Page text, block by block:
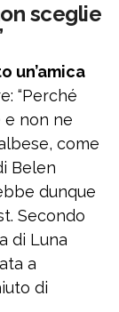
sceglie
un’amica
“Perché
e non ne
come
Belen
dunque
Secondo
di Luna
a
di